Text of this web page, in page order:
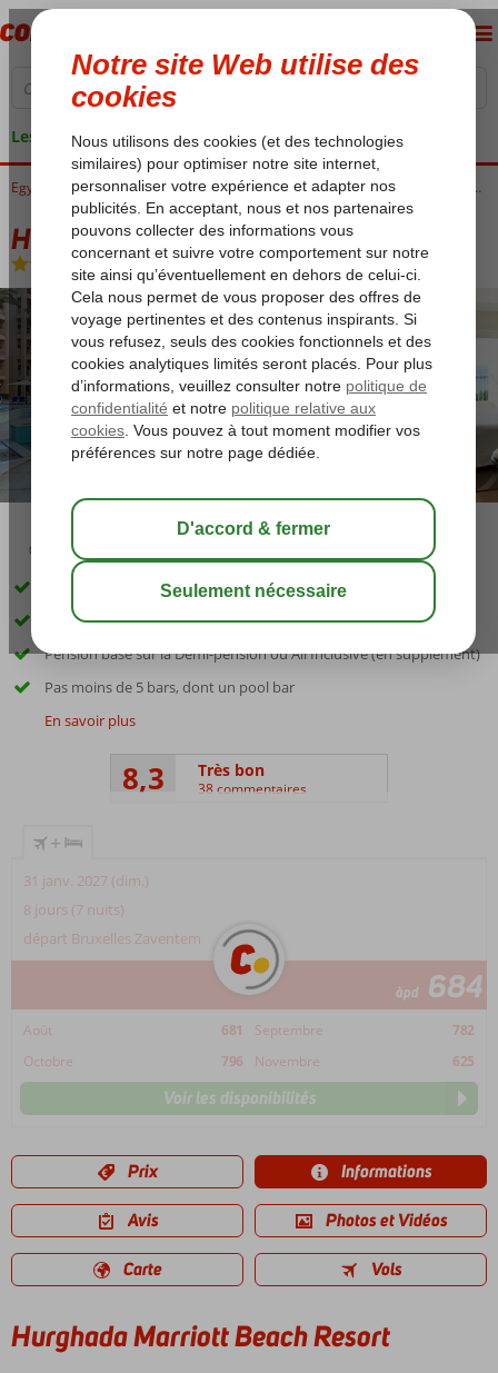
Les garanties de vacances
Mer Rouge Hurghada Hurghada-Ville Hurghada Marriott Beach Resort
Hurghada Marriott Beach Resort
Demi-pension-Hôtel
04:50 sauver
Bel emplacement sur la plage privée
Grand choix d'activités différentes
Pension basé sur la Demi-pension ou All Inclusive (en supplément)
Pas moins de 5 bars, dont un pool bar
En savoir plus
8,3 Très bon
38 commentaires
+
31 janv. 2027 (dim.)
8 jours (7 nuits)
départ Bruxelles Zaventem
àpd 684
Août 681 Septembre
782
Octobre
796 Novembre 625
Voir les disponibilités
Prix Informations
Avis Photos et Vidéos
Carte Vols
Hurghada Marriott Beach Resort